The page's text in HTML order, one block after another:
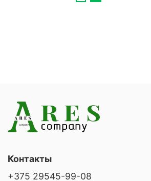
Контакты
+375 29545-99-08